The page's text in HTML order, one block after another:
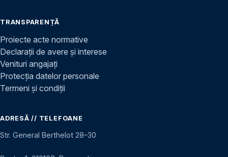
TRANSPARENȚĂ
Proiecte acte normative
Declarații de avere și interese
Venituri angajați
Protecția datelor personale
Termeni și condiții
ADRESĂ // TELEFOANE
Str. General Berthelot 28–30